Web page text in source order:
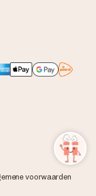
voorwaarden